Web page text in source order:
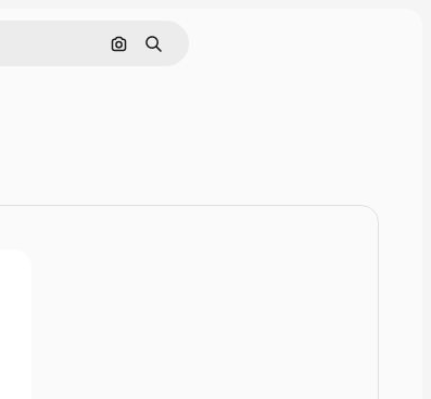
Rechercher par image
Rechercher